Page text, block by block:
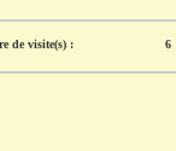
de visite(s) : 6